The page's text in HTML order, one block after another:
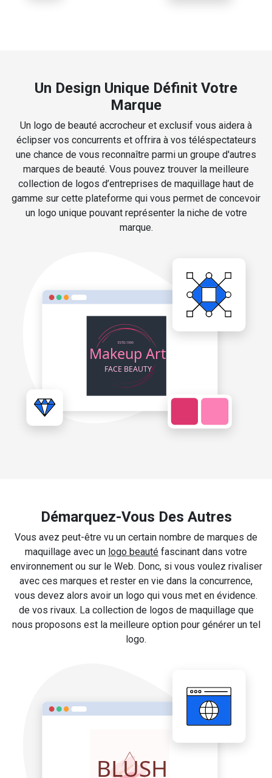
Un Design Unique Définit Votre
Marque
Un logo de beauté accrocheur et exclusif vous aidera à
éclipser vos concurrents et offrira à vos téléspectateurs
une chance de vous reconnaître parmi un groupe d'autres
marques de beauté. Vous pouvez trouver la meilleure
collection de logos d’entreprises de maquillage haut de
gamme sur cette plateforme qui vous permet de concevoir
un logo unique pouvant représenter la niche de votre
marque.
Démarquez-Vous Des Autres
Vous avez peut-être vu un certain nombre de marques de
maquillage avec un logo beauté fascinant dans votre
environnement ou sur le Web. Donc, si vous voulez rivaliser
avec ces marques et rester en vie dans la concurrence,
vous devez alors avoir un logo qui vous met en évidence.
de vos rivaux. La collection de logos de maquillage que
nous proposons est la meilleure option pour générer un tel
logo.